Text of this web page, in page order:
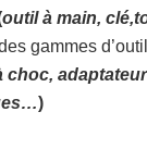
outil à main,
gammes
choc,
)